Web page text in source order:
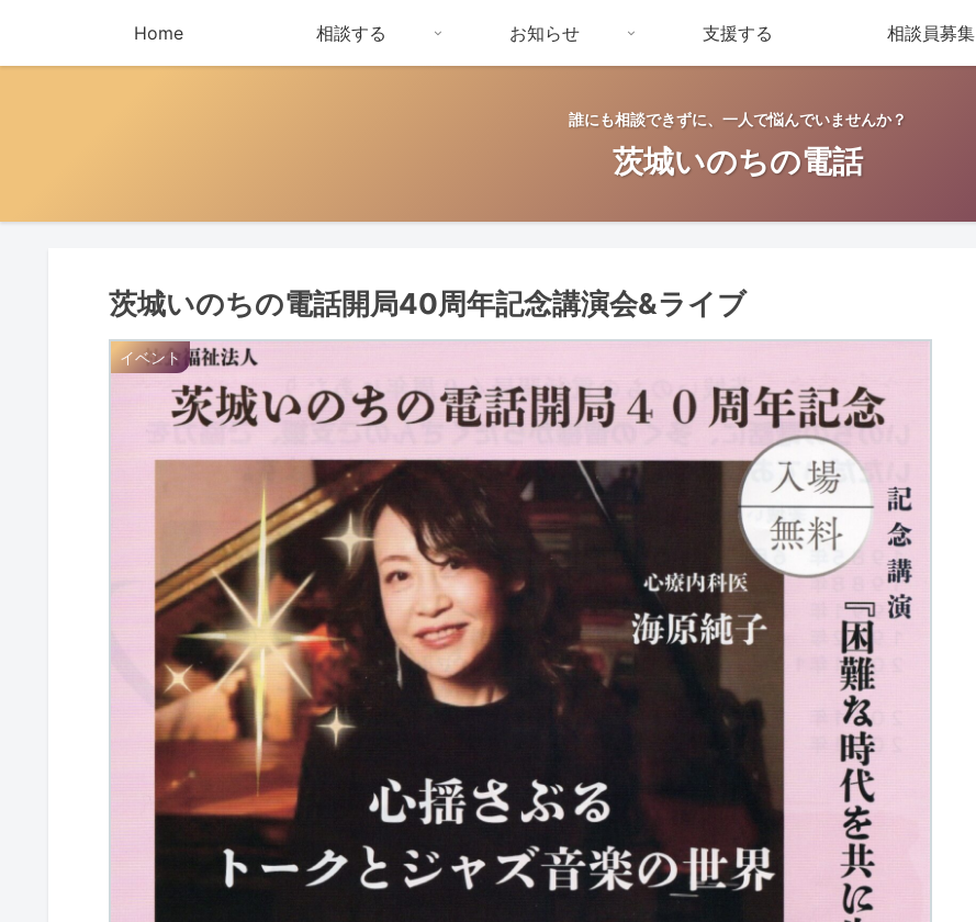
誰にも相談できずに、一人で悩んでいませんか？
茨城いのちの電話
Home 相談する お知らせ 支援する 相談員募集
茨城いのちの電話開局40周年記念講演会&ライブ
イベント